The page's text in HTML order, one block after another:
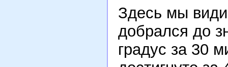
Здесь мы
добрался до
градус за 30